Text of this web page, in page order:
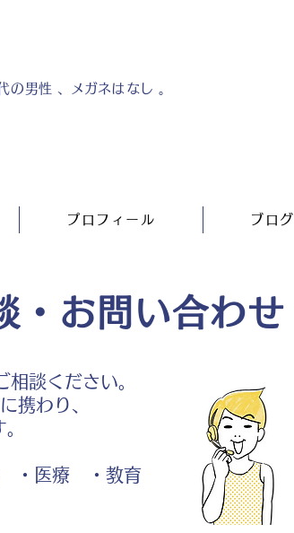
の 男性 、メガネは なし 。
プロフィール ブログ
・お問い合わせ
談ください。
携わり、
・医療 ・教育